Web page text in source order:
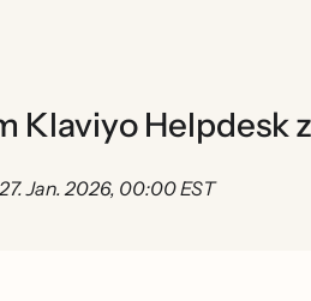
Klaviyo Helpdesk
Jan. 2026, 00:00 EST